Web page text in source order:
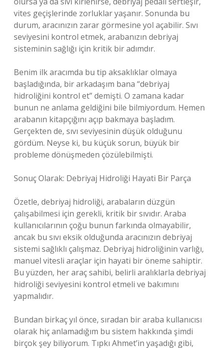
vites geçişlerinde zorluklar yaşanır. Sonunda bu
durum, aracınızın zarar görmesine yol açabilir. Sıvı
seviyesini kontrol etmek, arabanızın debriyaj
sisteminin sağlığı için kritik bir adımdır.
Benim ilk aracımda bu tip aksaklıklar olmaya
başladığında, bir arkadaşım bana “debriyaj
hidroliğini kontrol et” demişti. O zamana kadar
bunun ne anlama geldiğini bile bilmiyordum. Hemen
arabanın kitapçığını açıp bakmaya başladım.
Gerçekten de, sıvı seviyesinin düşük olduğunu
gördüm. Neyse ki, bu küçük sorun, büyük bir
probleme dönüşmeden çözülebilmişti.
Sonuç Olarak: Debriyaj Hidroliği Hayati Bir Parça
Özetle, debriyaj hidroliği, arabaların düzgün
çalışabilmesi için gerekli, kritik bir sıvıdır. Araba
kullanıcılarının çoğu bunun farkında olmayabilir,
ancak bu sıvı eksik olduğunda aracınızın debriyaj
sistemi sağlıklı çalışmaz. Debriyaj hidroliğinin varlığı,
manuel vitesli araçlar için hayati bir öneme sahiptir.
Bu yüzden, her araç sahibi, belirli aralıklarla debriyaj
hidroliği seviyesini kontrol etmeli ve bakımını
yapmalıdır.
Bundan birkaç yıl önce, sıradan bir araba kullanıcısı
olarak hiç anlamadığım bu sistem hakkında şimdi
birçok şey biliyorum. Tıpkı Ahmet’in yaşadığı gibi,